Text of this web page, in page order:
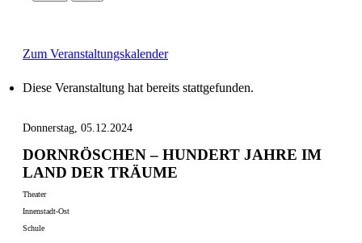
Zum Veranstaltungskalender
Diese Veranstaltung hat bereits stattgefunden.
Donnerstag, 05.12.2024
DORNRÖSCHEN – HUNDERT JAHRE IM
LAND DER TRÄUME
Theater
Innenstadt-Ost
Schule